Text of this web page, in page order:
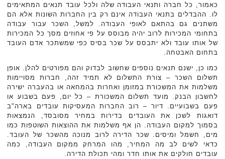
כאמור, כל חברה ותנאי העבודה שלה ולכל עובד תנאים המתאימים
לו. ההבדלים בתנאי העבודה אינם רק בין החברות השונות אלא הם
משתנים גם בהתאם לאופי העבודה. למשל, השכר עבור עבודה
בתחומי המכירות לרוב יהיה מבוסס על פי אחוזים מסך כל המכירות
של אותו עובד ולא יתבסס על שכר בסיס כפי שמשתכר אדם העובד
בתחום האבטחה.
כמו כן, ישנם תנאים נוספים שחשוב לבדוק והם מפורטים להלן. אופן
תשלום השכר – צורת התשלום לא תמיד זהה, חברות מסויימות
משלמות את המשכורת במזומן ואחרות בהמחאה או בהעברה ישירה
לחשבון הבנק. מועד תשלום המשכורת – כל יום, פעם בשבוע או
פעם בשבועיים. דיור – רוב החברות המעסיקות עובדים בארה"ב
דואגות לשכן את העובדים בדירות במחיר מסובסד, הנמצאות
בסמוך למקום העבודה. הן אף משלמות את ההוצאות השוטפות כמו
מים, חשמל ומיסים. שכר הדירה לרוב מנוכה מהשכר של העובד.
כדאי לשים לב מה המחיר, מהו המרחק ממקום העבודה, כמה
עובדים חולקים את אותו חדר ומהי תכולת הדירה.